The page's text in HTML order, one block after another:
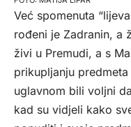
Već spomenuta
rođeni je Zadranin, a
živi u Premudi, a s
prikupljanju
uglavnom bili voljni
kad su vidjeli kako